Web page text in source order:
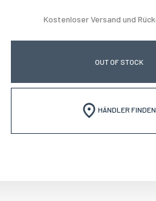
Kostenloser Versand und
OUT OF STOCK
HÄNDLER FINDEN